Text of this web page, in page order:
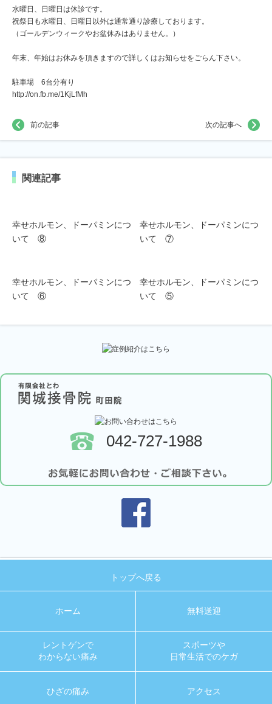
水曜日、日曜日は休診です。
祝祭日も水曜日、日曜日以外は通常通り診療しております。
（ゴールデンウィークやお盆休みはありません。）
年末、年始はお休みを頂きますので詳しくはお知らせをごらん下さい。
駐車場 6台分有り
http://on.fb.me/1KjLfMh
前の記事 次の記事へ
関連記事
幸せホルモン、ドーパミンにつ
いて ⑧
幸せホルモン、ドーパミンにつ
いて ⑦
幸せホルモン、ドーパミンにつ
いて ⑥
幸せホルモン、ドーパミンにつ
いて ⑤
042-727-1988
トップへ戻る
ホーム 無料送迎
レントゲンで
わからない痛み
スポーツや
日常生活でのケガ
ひざの痛み アクセス